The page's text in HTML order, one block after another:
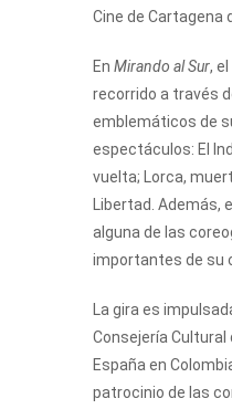
Cine de Cartagena
En Mirando al Sur,
recorrido a través
emblemáticos de
espectáculos: El
vuelta; Lorca,
Libertad. Además,
alguna de las
importantes de su
La gira es
Consejería Cultural
España en
patrocinio de las